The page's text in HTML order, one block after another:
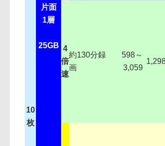
10
枚
片面
1層
25GB 4
倍
速
約130分録
画
598～
3,059